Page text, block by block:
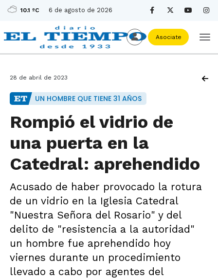
10.1 ºC 6 de agosto de 2026
Asociate
28 de abril de 2023
UN HOMBRE QUE TIENE 31 AÑOS
Rompió el vidrio de
una puerta en la
Catedral: aprehendido
Acusado de haber provocado la rotura
de un vidrio en la Iglesia Catedral
"Nuestra Señora del Rosario" y del
delito de "resistencia a la autoridad"
un hombre fue aprehendido hoy
viernes durante un procedimiento
llevado a cabo por agentes del